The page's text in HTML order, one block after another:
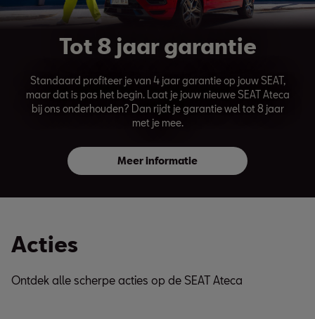
Tot 8 jaar garantie
Standaard profiteer je van 4 jaar garantie op jouw SEAT,
maar dat is pas het begin. Laat je jouw nieuwe SEAT Ateca
bij ons onderhouden? Dan rijdt je garantie wel tot 8 jaar
met je mee.
Meer informatie
Acties
Ontdek alle scherpe acties op de SEAT Ateca